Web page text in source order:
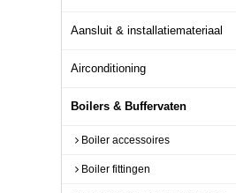
Aansluit & installatiemateriaal
Airconditioning
Boilers & Buffervaten
Boiler accessoires
Boiler fittingen